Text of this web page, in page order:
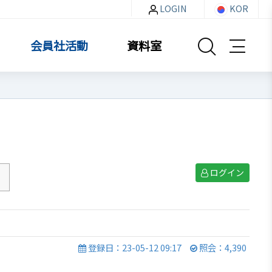
イベント写真
KOR
LOGIN
会員社活動 資料室
ログイン
登録日：23-05-12 09:17 照会：4,390